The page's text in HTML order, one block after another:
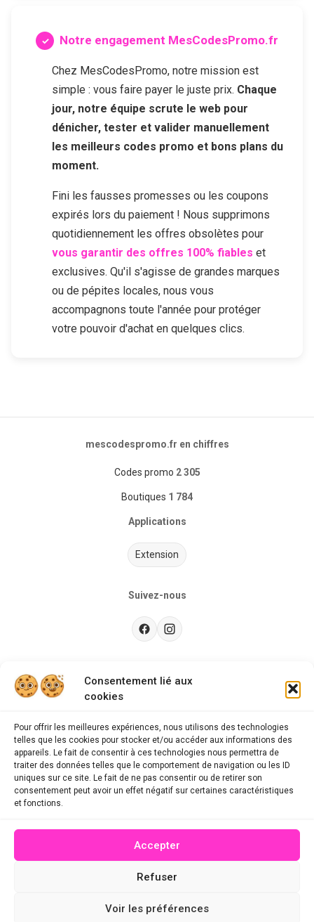
Consentement lié aux
cookies
Pour offrir les meilleures expériences, nous utilisons des technologies
telles que les cookies pour stocker et/ou accéder aux informations des
appareils. Le fait de consentir à ces technologies nous permettra de
traiter des données telles que le comportement de navigation ou les ID
uniques sur ce site. Le fait de ne pas consentir ou de retirer son
consentement peut avoir un effet négatif sur certaines caractéristiques
et fonctions.
Accepter
Refuser
Voir les préférences
Notre engagement MesCodesPromo.fr
Chez MesCodesPromo, notre mission est
simple : vous faire payer le juste prix. Chaque
jour, notre équipe scrute le web pour
dénicher, tester et valider manuellement
les meilleurs codes promo et bons plans du
moment.
Fini les fausses promesses ou les coupons
expirés lors du paiement ! Nous supprimons
quotidiennement les offres obsolètes pour
vous garantir des offres 100% fiables et
exclusives. Qu'il s'agisse de grandes marques
ou de pépites locales, nous vous
accompagnons toute l'année pour protéger
votre pouvoir d'achat en quelques clics.
mescodespromo.fr en chiffres
Codes promo 2 305
Boutiques 1 784
Applications
Extension
Suivez-nous
FAQ
Mentions légales
Politique de confidentialité
Contact
Site conçu par